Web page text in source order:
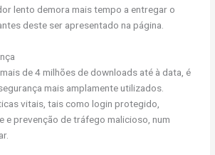
lento demora mais tempo a entregar o
deste ser apresentado na página.
de 4 milhões de downloads até à data, é
mais amplamente utilizados.
vitais, tais como login protegido,
e prevenção de tráfego malicioso, num